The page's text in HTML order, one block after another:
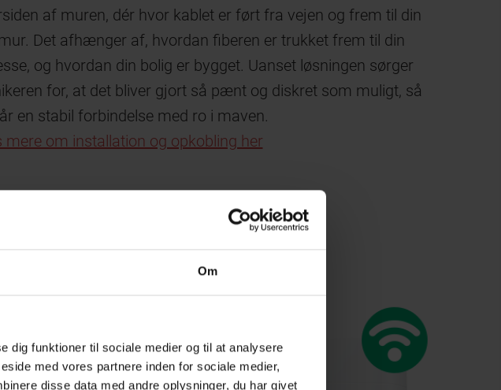
Om
dig funktioner til sociale medier og til at analysere
med vores partnere inden for sociale medier,
disse data med andre oplysninger, du har givet
af muren, dér hvor kablet er ført fra vejen og frem til din
Det afhænger af, hvordan fiberen er trukket frem til din
og hvordan din bolig er bygget. Uanset løsningen sørger
for, at det bliver gjort så pænt og diskret som muligt, så
en stabil forbindelse med ro i maven.
om installation og opkobling her